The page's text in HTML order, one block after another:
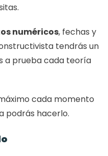
numéricos, fechas y
tendrás un
a prueba cada teoría
cada momento
podrás hacerlo.